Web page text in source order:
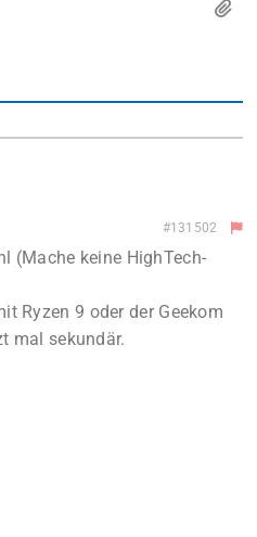
#131502
(Mache keine HighTech-
Ryzen 9 oder der Geekom
mal sekundär.